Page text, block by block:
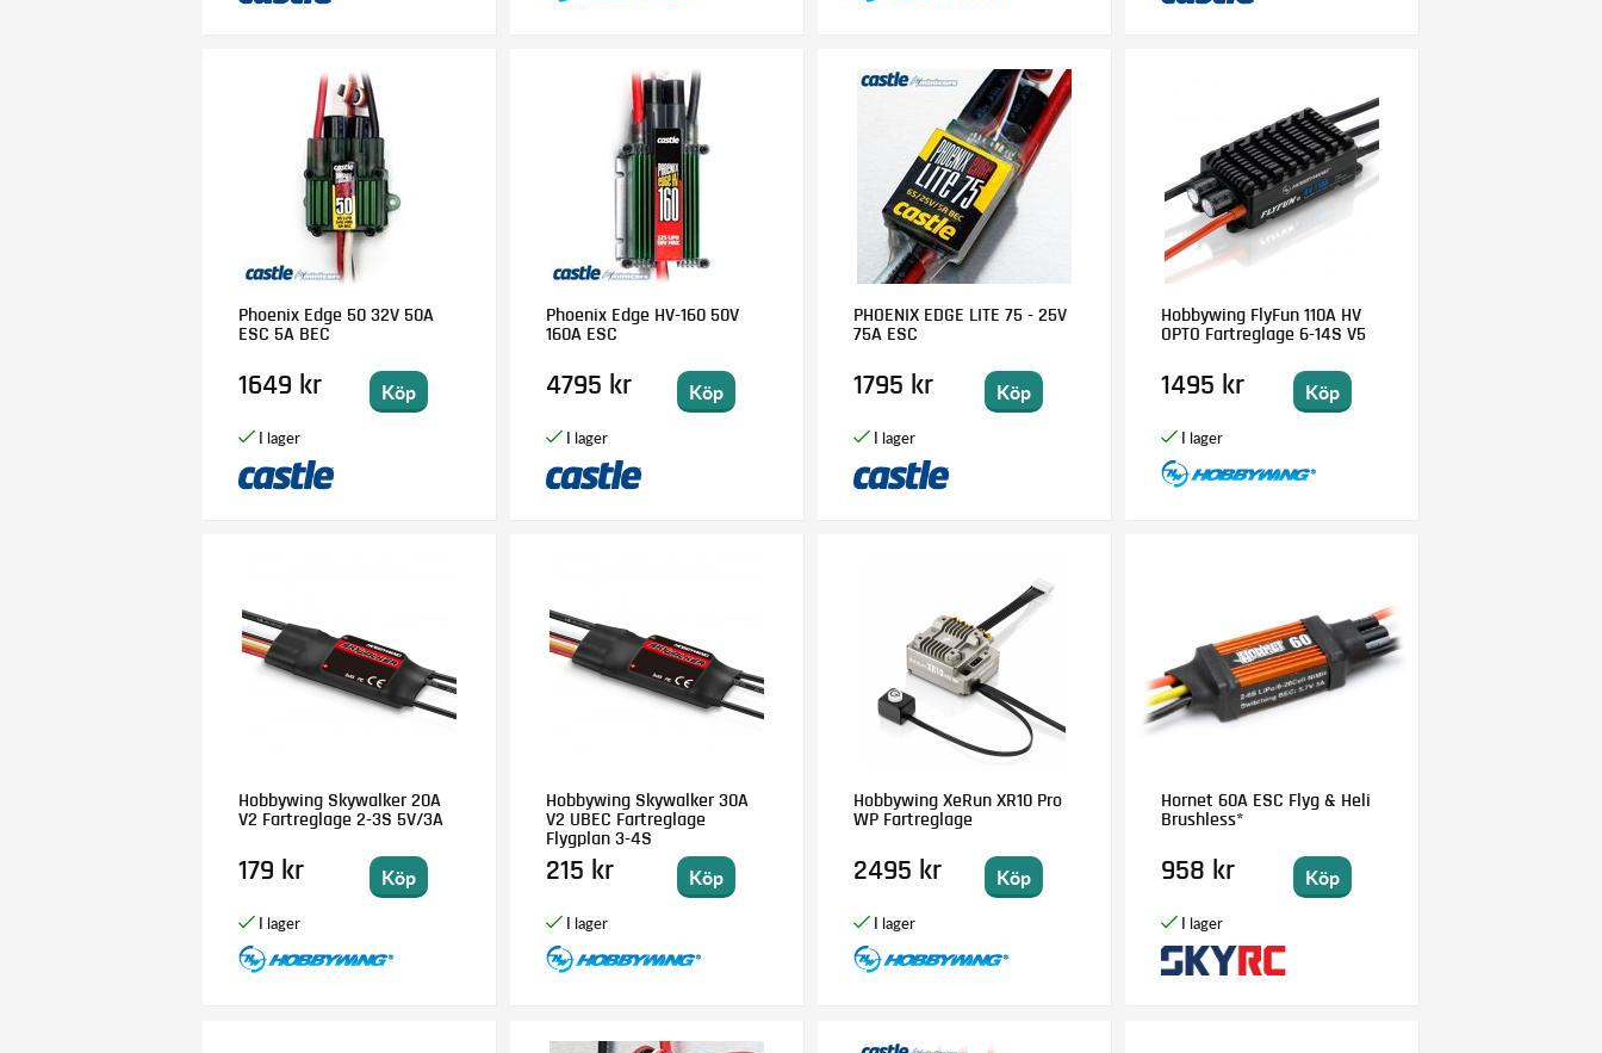
Phoenix Edge 50 32V 50A
ESC 5A BEC
1649 kr Köp
Phoenix Edge HV-160 50V
160A ESC
4795 kr Köp
PHOENIX EDGE LITE 75 - 25V
75A ESC
1795 kr Köp
Hobbywing FlyFun 110A HV
OPTO Fartreglage 6-14S V5
1495 kr Köp
Hobbywing Skywalker 20A
V2 Fartreglage 2-3S 5V/3A
179 kr Köp
Hobbywing Skywalker 30A
V2 UBEC Fartreglage
Flygplan 3-4S
215 kr Köp
Hobbywing XeRun XR10 Pro
WP Fartreglage
2495 kr Köp
Hornet 60A ESC Flyg & Heli
Brushless*
958 kr Köp